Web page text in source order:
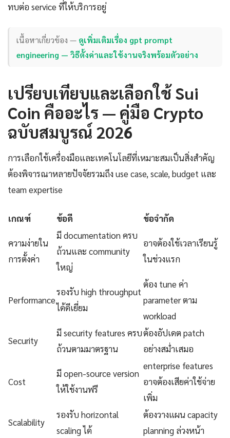
ทบต่อ service ที่ให้บริการอยู่
เนื้อหาเกี่ยวข้อง — ดูเพิ่มเติมเรื่อง gpt prompt
engineering — วิธีตั้งค่าและใช้งานจริงพร้อมตัวอย่าง
เปรียบเทียบและเลือกใช้ Sui
Coin คืออะไร — คู่มือ Crypto
ฉบับสมบูรณ์ 2026
การเลือกใช้เครื่องมือและเทคโนโลยีที่เหมาะสมเป็นสิ่งสำคัญ
ต้องพิจารณาหลายปัจจัยรวมถึง use case, scale, budget และ
team expertise
เกณฑ์ ข้อดี ข้อจำกัด
ความง่ายใน
การตั้งค่า
มี documentation ครบ
ถ้วนและ community
ใหญ่
อาจต้องใช้เวลาเรียนรู้
ในช่วงแรก
Performance
รองรับ high throughput
ได้ดีเยี่ยม
ต้อง tune ค่า
parameter ตาม
workload
Security
มี security features ครบ
ถ้วนตามมาตรฐาน
ต้องอัปเดต patch
อย่างสม่ำเสมอ
Cost
มี open-source version
ให้ใช้งานฟรี
enterprise features
อาจต้องเสียค่าใช้จ่าย
เพิ่ม
Scalability
รองรับ horizontal
scaling ได้
ต้องวางแผน capacity
planning ล่วงหน้า